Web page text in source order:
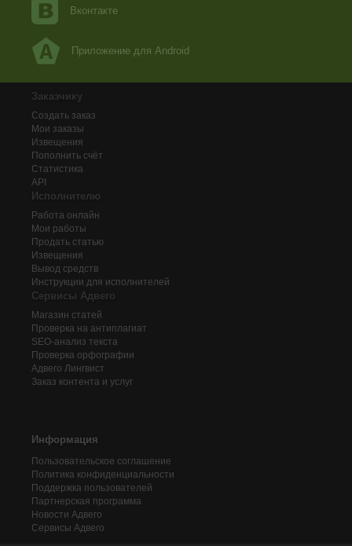
Вконтакте
Приложение для Android
Заказчику
Создать заказ
Мои заказы
Извещения
Пополнить счёт
Статистика
API
Исполнителю
Работа онлайн
Мои работы
Продать статью
Извещения
Вывод средств
Инструкции для исполнителей
Сервисы Адвего
Магазин статей
Проверка на антиплагиат
SEO-анализ текста
Проверка орфографии
Адвего Лингвист
Заказ контента и услуг
Информация
Пользовательское соглашение
Политика конфиденциальности
Поддержка пользователей
Партнерская программа
Новости Адвего
Сервисы Адвего